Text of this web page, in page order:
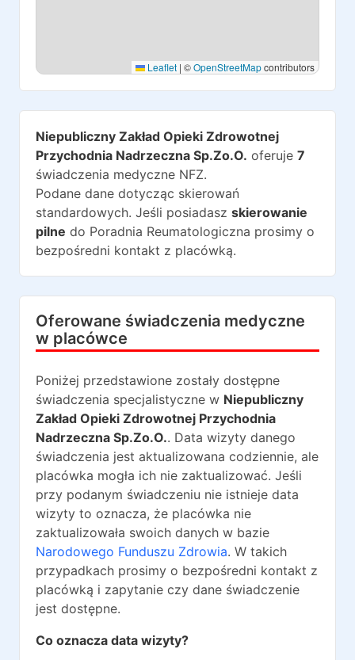
Leaflet | ©OpenStreetMapcontributors
Niepubliczny Zakład Opieki Zdrowotnej
Przychodnia Nadrzeczna Sp.Zo.O. oferuje 7
świadczenia medyczne NFZ.
Podane dane dotycząc skierowań
standardowych. Jeśli posiadasz skierowanie
pilne do Poradnia Reumatologiczna prosimy o
bezpośredni kontakt z placówką.
Oferowane świadczenia medyczne
w placówce
Poniżej przedstawione zostały dostępne
świadczenia specjalistyczne w Niepubliczny
Zakład Opieki Zdrowotnej Przychodnia
Nadrzeczna Sp.Zo.O.. Data wizyty danego
świadczenia jest aktualizowana codziennie, ale
placówka mogła ich nie zaktualizować. Jeśli
przy podanym świadczeniu nie istnieje data
wizyty to oznacza, że placówka nie
zaktualizowała swoich danych w bazie
Narodowego Funduszu Zdrowia. W takich
przypadkach prosimy o bezpośredni kontakt z
placówką i zapytanie czy dane świadczenie
jest dostępne.
Co oznacza data wizyty?